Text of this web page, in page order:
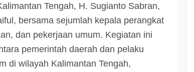
Tengah, H. Sugianto Sabran,
bersama sejumlah kepala perangkat
dan pekerjaan umum. Kegiatan ini
pemerintah daerah dan pelaku
di wilayah Kalimantan Tengah,